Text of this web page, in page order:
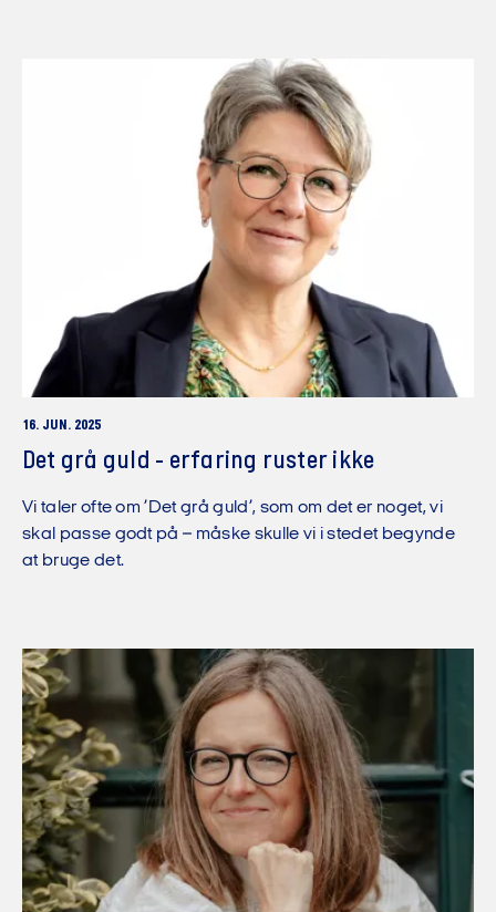
16. JUN. 2025
Det grå guld - erfaring ruster ikke
Vi taler ofte om ’Det grå guld’, som om det er noget, vi
skal passe godt på – måske skulle vi i stedet begynde
at bruge det.